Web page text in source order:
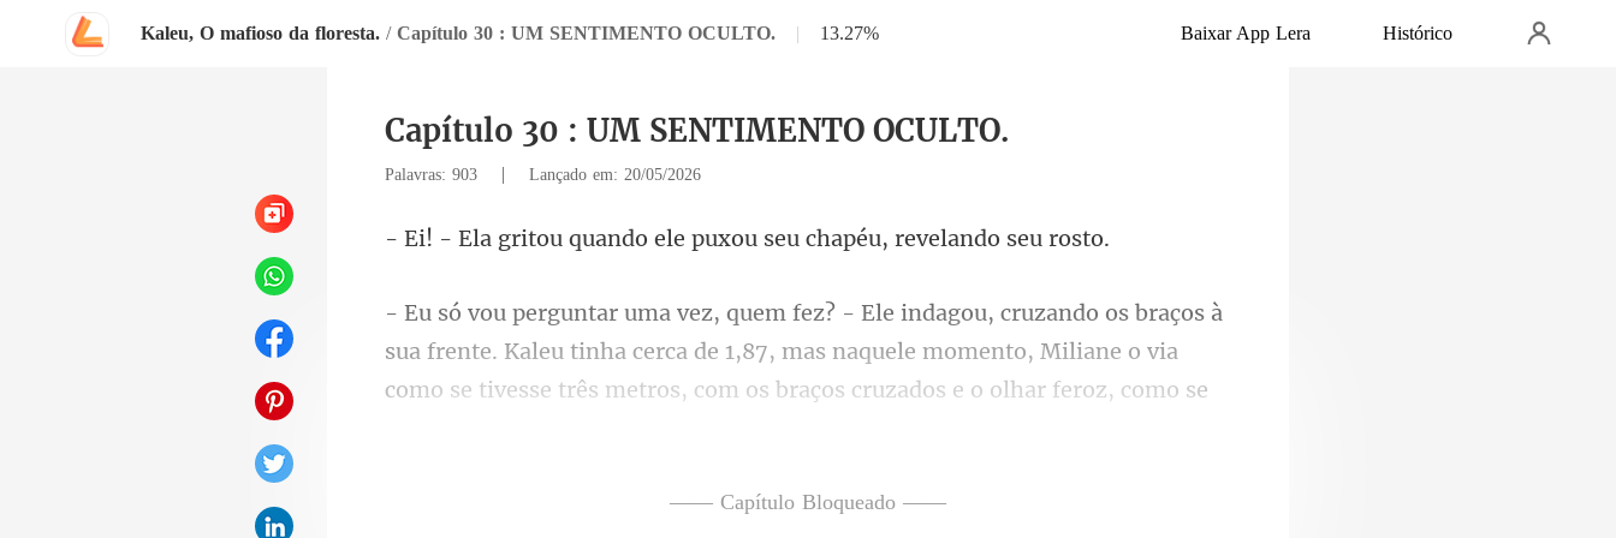
Kaleu, O mafioso da floresta. / Capítulo 30 : UM SENTIMENTO OCULTO. | 13.27% Baixar App Lera Histórico
Capítulo 30 : UM SENTIMENTO OCULTO.
Palavras: 903 | Lançado em: 20/05/2026
ndo ele puxou seu chap
nte. Kaleu tinha cerca de 1,87, mas naquele momento, Miliane o via
como se tivesse t
—— Capítulo Bloqueado ——